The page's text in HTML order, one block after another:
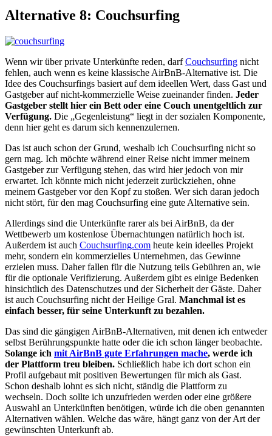
Alternative 8: Couchsurfing
Wenn wir über private Unterkünfte reden, darfCouchsurfing nicht
fehlen, auch wenn es keine klassische AirBnB-Alternative ist. Die
Idee des Couchsurfings basiert auf dem ideellen Wert, dass Gast und
Gastgeber auf nicht-kommerzielle Weise zueinander finden. Jeder
Gastgeber stellt hier ein Bett oder eine Couch unentgeltlich zur
Verfügung. Die „Gegenleistung“ liegt in der sozialen Komponente,
denn hier geht es darum sich kennenzulernen.
Das ist auch schon der Grund, weshalb ich Couchsurfing nicht so
gern mag. Ich möchte während einer Reise nicht immer meinem
Gastgeber zur Verfügung stehen, das wird hier jedoch von mir
erwartet. Ich könnte mich nicht jederzeit zurückziehen, ohne
meinem Gastgeber vor den Kopf zu stoßen. Wer sich daran jedoch
nicht stört, für den mag Couchsurfing eine gute Alternative sein.
Allerdings sind die Unterkünfte rarer als bei AirBnB, da der
Wettbewerb um kostenlose Übernachtungen natürlich hoch ist.
Außerdem ist auch Couchsurfing.com heute kein ideelles Projekt
mehr, sondern ein kommerzielles Unternehmen, das Gewinne
erzielen muss. Daher fallen für die Nutzung teils Gebühren an, wie
für die optionale Verifizierung. Außerdem gibt es einige Bedenken
hinsichtlich des Datenschutzes und der Sicherheit der Gäste. Daher
ist auch Couchsurfing nicht der Heilige Gral. Manchmal ist es
einfach besser, für seine Unterkunft zu bezahlen.
Das sind die gängigen AirBnB-Alternativen, mit denen ich entweder
selbst Berührungspunkte hatte oder die ich schon länger beobachte.
Solange ich mit AirBnB gute Erfahrungen mache, werde ich
der Plattform treu bleiben. Schließlich habe ich dort schon ein
Profil aufgebaut mit positiven Bewertungen für mich als Gast.
Schon deshalb lohnt es sich nicht, ständig die Plattform zu
wechseln. Doch sollte ich unzufrieden werden oder eine größere
Auswahl an Unterkünften benötigen, würde ich die oben genannten
Alternativen wählen. Welche das wäre, hängt ganz von der Art der
gewünschten Unterkunft ab.